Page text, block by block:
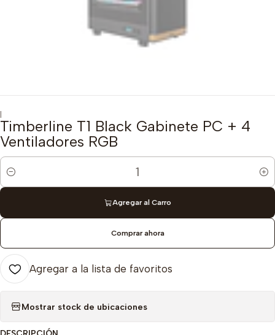
|
Timberline T1 Black Gabinete PC + 4
Ventiladores RGB
Cantidad
Agregar al Carro
Comprar ahora
Agregar a la lista de favoritos
Mostrar stock de ubicaciones